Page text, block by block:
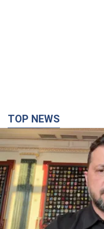
TOP NEWS